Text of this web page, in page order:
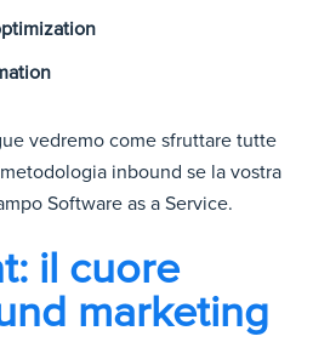
vedremo come sfruttare tutte
inbound se la vostra
Software as a Service.
il cuore
marketing